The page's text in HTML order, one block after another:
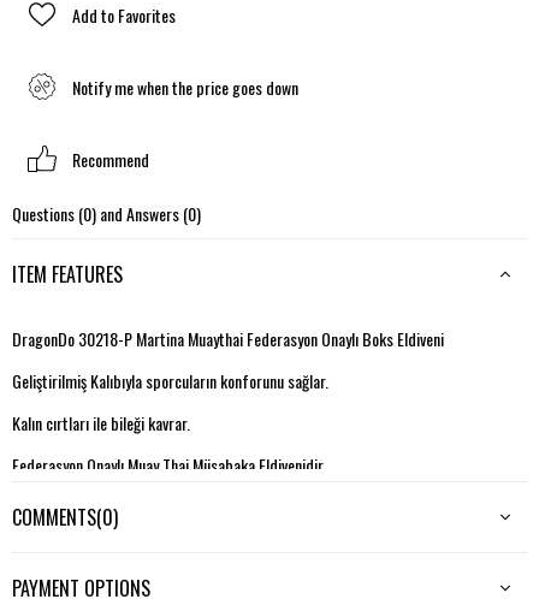
Add to Favorites
Notify me when the price goes down
Recommend
Questions (0) and Answers (0)
ITEM FEATURES
DragonDo 30218-P Martina Muaythai Federasyon Onaylı Boks Eldiveni
Geliştirilmiş Kalıbıyla sporcuların konforunu sağlar.
Kalın cırtları ile bileği kavrar.
Federasyon Onaylı Muay Thai Müsabaka Eldivenidir.
COMMENTS(0)
PAYMENT OPTIONS